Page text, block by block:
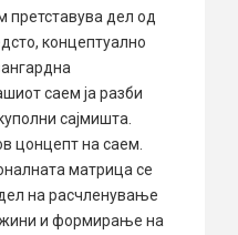
претставува дел од
концептуално
саем ја разби
сајмишта.
цонцепт на саем.
матрица се
на расчленување
и формирање на